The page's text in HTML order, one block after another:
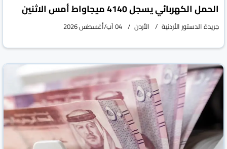
الحمل الكهربائي يسجل 4140 ميجاواط أمس الاثنين
جريدة الدستور الأردنية الأردن 04 آب/أغسطس 2026